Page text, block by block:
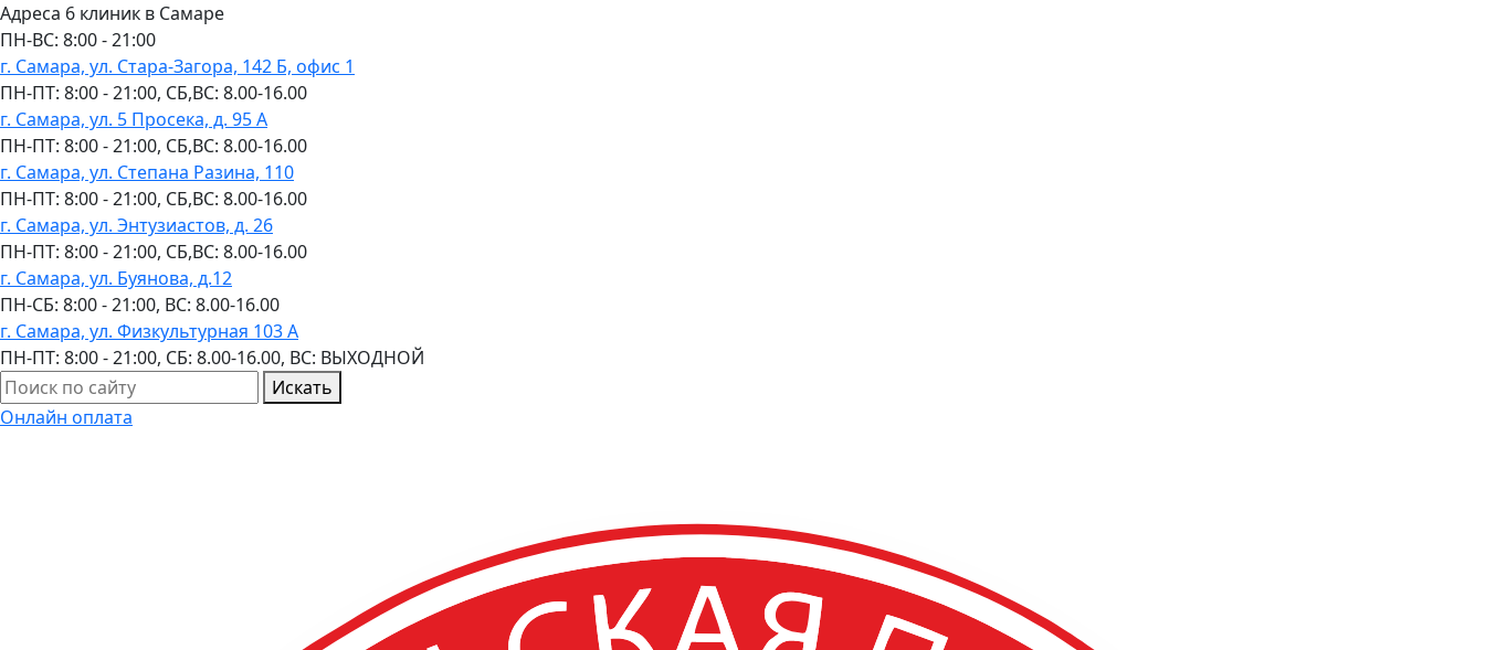
Адреса 6 клиник в Самаре
ПН-ВC: 8:00 - 21:00
г. Самара, ул. Стара-Загора, 142 Б, офис 1
ПН-ПТ: 8:00 - 21:00, СБ,ВС: 8.00-16.00
г. Самара, ул. 5 Просека, д. 95 А
ПН-ПТ: 8:00 - 21:00, СБ,ВС: 8.00-16.00
г. Самара, ул. Степана Разина, 110
ПН-ПТ: 8:00 - 21:00, СБ,ВС: 8.00-16.00
г. Самара, ул. Энтузиастов, д. 26
ПН-ПТ: 8:00 - 21:00, СБ,ВС: 8.00-16.00
г. Самара, ул. Буянова, д.12
ПН-СБ: 8:00 - 21:00, ВС: 8.00-16.00
г. Самара, ул. Физкультурная 103 А
ПН-ПТ: 8:00 - 21:00, СБ: 8.00-16.00, ВС: ВЫХОДНОЙ
Искать
Онлайн оплата